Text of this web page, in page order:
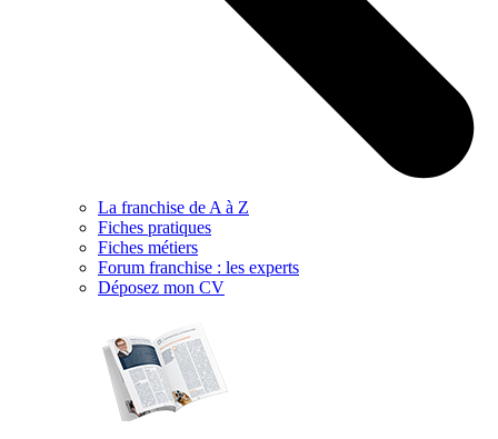
La franchise de A à Z
Fiches pratiques
Fiches métiers
Forum franchise : les experts
Déposez mon CV